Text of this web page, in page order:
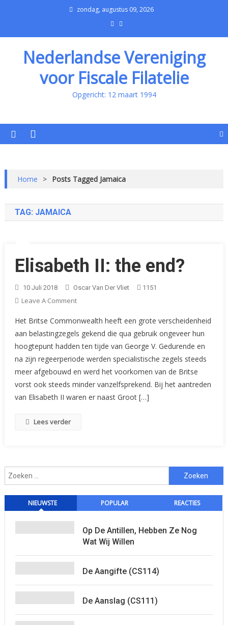
zondag, augustus 09, 2026
Nederlandse Vereniging
voor Fiscale Filatelie
Opgericht: 12 maart 1994
Home > Posts Tagged Jamaica
TAG: JAMAICA
Elisabeth II: the end?
10 Juli 2018 Oscar Van Der Vliet 1151
Leave A CommentOn
II:
The
End?
Het Britse Commonwealth heeft een grote verscheidenheid
aan belastingzegels gekend die qua gebruik ongeveer hun
hoogtepunt hadden ten tijde van George V. Gedurende en
na zijn regeerperiode werden specialistische zegels steeds
meer afgebouwd en werd het voorkomen van de Britse
vorst ook steeds minder vanzelfsprekend. Bij het aantreden
van Elisabeth II waren er naast Groot […]
Lees verder
Zoeken
naar:
NIEUWSTE POPULAR REACTIES
Op De Antillen, Hebben Ze Nog
Wat Wij Willen
De Aangifte (CS114)
De Aanslag (CS111)